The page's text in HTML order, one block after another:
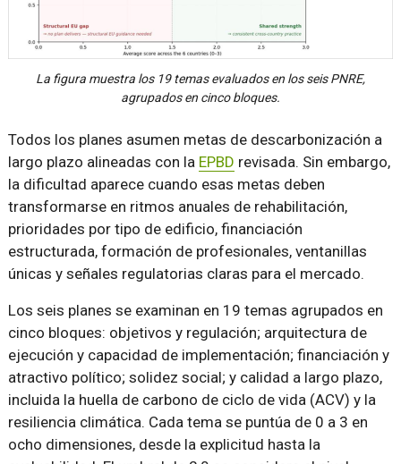
La figura muestra los 19 temas evaluados en los seis PNRE,
agrupados en cinco bloques.
Todos los planes asumen metas de descarbonización a
largo plazo alineadas con la EPBD revisada. Sin embargo,
la dificultad aparece cuando esas metas deben
transformarse en ritmos anuales de rehabilitación,
prioridades por tipo de edificio, financiación
estructurada, formación de profesionales, ventanillas
únicas y señales regulatorias claras para el mercado.
Los seis planes se examinan en 19 temas agrupados en
cinco bloques: objetivos y regulación; arquitectura de
ejecución y capacidad de implementación; financiación y
atractivo político; solidez social; y calidad a largo plazo,
incluida la huella de carbono de ciclo de vida (ACV) y la
resiliencia climática. Cada tema se puntúa de 0 a 3 en
ocho dimensiones, desde la explicitud hasta la